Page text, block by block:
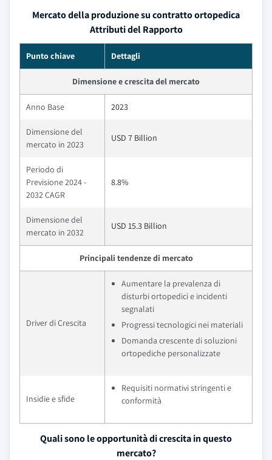
Mercato della produzione su contratto ortopedica
Attributi del Rapporto
Punto chiave Dettagli
Dimensione e crescita del mercato
Anno Base 2023
Dimensione del
mercato in 2023
USD 7 Billion
Periodo di
Previsione 2024 -
2032 CAGR
8.8%
Dimensione del
mercato in 2032
USD 15.3 Billion
Principali tendenze di mercato
Driver di Crescita
Aumentare la prevalenza di
disturbi ortopedici e incidenti
segnalati
Progressi tecnologici nei materiali
Domanda crescente di soluzioni
ortopediche personalizzate
Insidie e sfide
Requisiti normativi stringenti e
conformità
Quali sono le opportunità di crescita in questo
mercato?